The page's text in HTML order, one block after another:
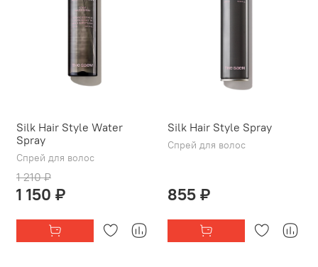
Silk Hair Style Water
Spray
Спрей для волос
1 210 ₽
1 150 ₽
Silk Hair Style Spray
Спрей для волос
855 ₽